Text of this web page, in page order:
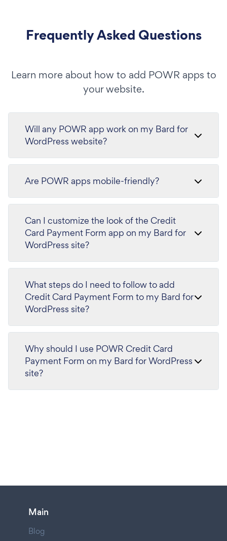
Frequently Asked Questions
Learn more about how to add POWR apps to
your website.
Will any POWR app work on my Bard for
WordPress website?
Are POWR apps mobile-friendly?
Can I customize the look of the Credit
Card Payment Form app on my Bard for
WordPress site?
What steps do I need to follow to add
Credit Card Payment Form to my Bard for
WordPress site?
Why should I use POWR Credit Card
Payment Form on my Bard for WordPress
site?
Main
Blog